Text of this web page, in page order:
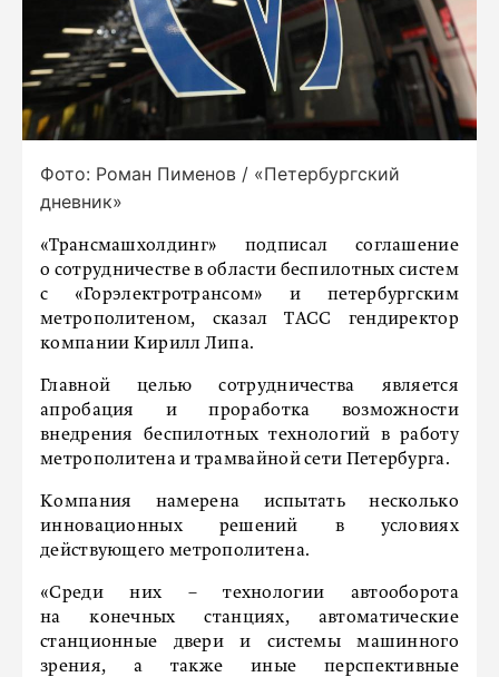
Фото: Роман Пименов / «Петербургский
дневник»
«Трансмашхолдинг» подписал соглашение
о сотрудничестве в области беспилотных систем
с «Горэлектротрансом» и петербургским
метрополитеном, сказал ТАСС гендиректор
компании Кирилл Липа.
Главной целью сотрудничества является
апробация и проработка возможности
внедрения беспилотных технологий в работу
метрополитена и трамвайной сети Петербурга.
Компания намерена испытать несколько
инновационных решений в условиях
действующего метрополитена.
«Среди них – технологии автооборота
на конечных станциях, автоматические
станционные двери и системы машинного
зрения, а также иные перспективные